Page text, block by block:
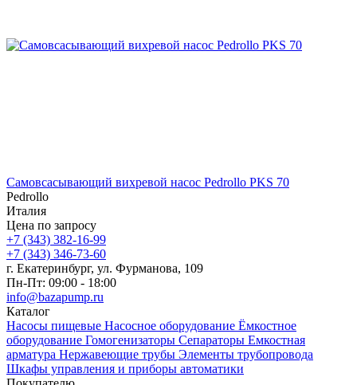
Самовсасывающий вихревой насос Pedrollo PKS 70
Pedrollo
Италия
Цена по запросу
+7 (343) 382-16-99
+7 (343) 346-73-‬60
г. Екатеринбург, ул. Фурманова, 109
Пн-Пт: 09:00 - 18:00
info@bazapump.ru
Каталог
Насосы пищевые Насосное оборудование Ёмкостное
оборудование Гомогенизаторы Сепараторы Емкостная
арматура Нержавеющие трубы Элементы трубопровода
Шкафы управления и приборы автоматики